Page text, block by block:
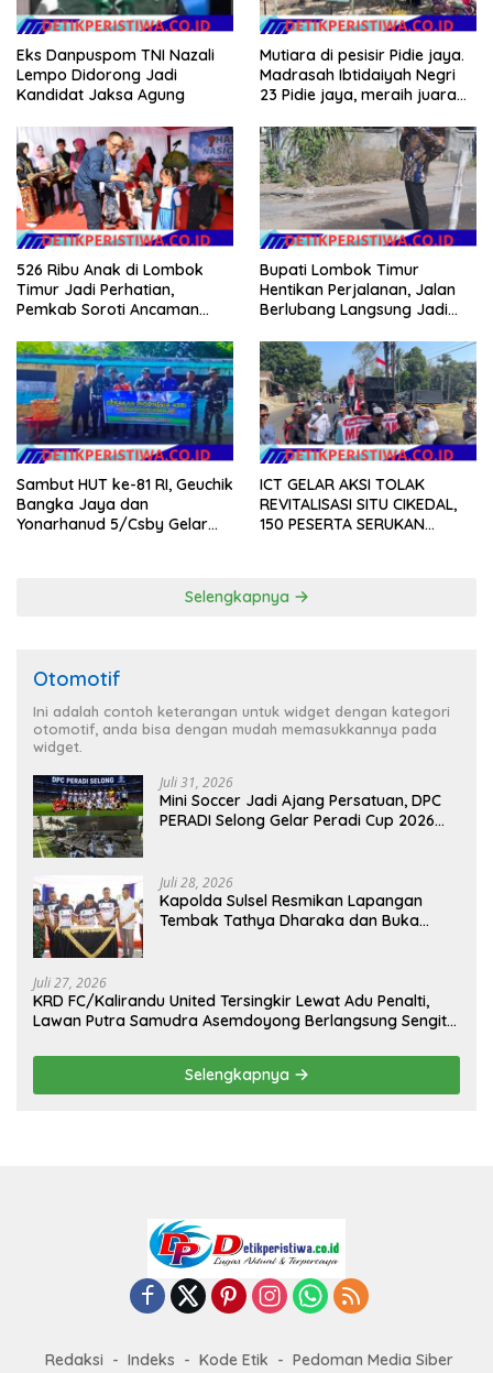
Eks Danpuspom TNI Nazali
Lempo Didorong Jadi
Kandidat Jaksa Agung
Mutiara di pesisir Pidie jaya.
Madrasah Ibtidaiyah Negri
23 Pidie jaya, meraih juara
526 Ribu Anak di Lombok
Timur Jadi Perhatian,
Pemkab Soroti Ancaman
Pernikahan Dini
Bupati Lombok Timur
Hentikan Perjalanan, Jalan
Berlubang Langsung Jadi
Sambut HUT ke-81 RI, Geuchik
Bangka Jaya dan
Yonarhanud 5/Csby Gelar
ICT GELAR AKSI TOLAK
REVITALISASI SITU CIKEDAL,
150 PESERTA SERUKAN
Selengkapnya
Otomotif
Ini adalah contoh keterangan untuk widget dengan kategori
otomotif, anda bisa dengan mudah memasukkannya pada
widget.
Juli 31, 2026
Mini Soccer Jadi Ajang Persatuan, DPC
PERADI Selong Gelar Peradi Cup 2026
Juli 28, 2026
Kapolda Sulsel Resmikan Lapangan
Tembak Tathya Dharaka dan Buka
Juli 27, 2026
KRD FC/Kalirandu United Tersingkir Lewat Adu Penalti,
Lawan Putra Samudra Asemdoyong Berlangsung Sengit
Selengkapnya
Redaksi Indeks Kode Etik Pedoman Media Siber